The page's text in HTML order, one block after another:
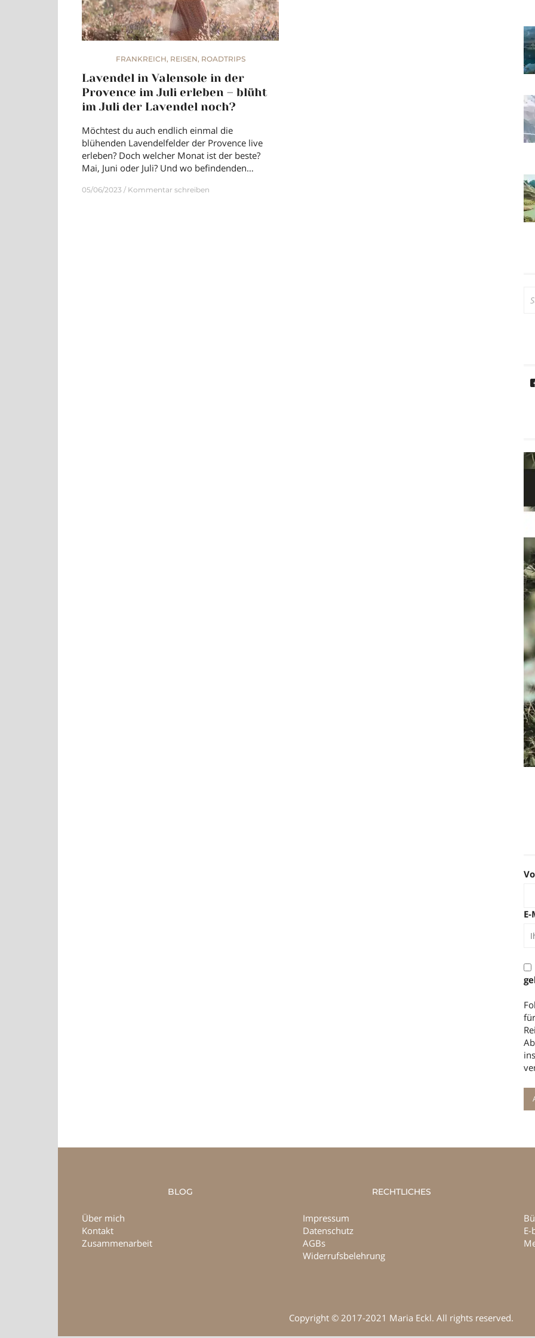
FRANKREICH, REISEN, ROADTRIPS
Lavendel in Valensole in der
Provence im Juli erleben – blüht
im Juli der Lavendel noch?
Möchtest du auch endlich einmal die
blühenden Lavendelfelder der Provence live
erleben? Doch welcher Monat ist der beste?
Mai, Juni oder Juli? Und wo befindenden…
05/06/2023 Kommentar schreiben
BLOG
Über mich
Kontakt
Zusammenarbeit
RECHTLICHES
Impressum
Datenschutz
AGBs
Widerrufsbelehrung
Copyright © 2017-2021 Maria Eckl. All rights reserved.